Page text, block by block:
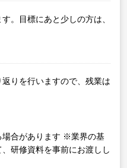
。目標にあと少しの方は、
りを行いますので、残業は
合があります ※業界の基
研修資料を事前にお渡しし